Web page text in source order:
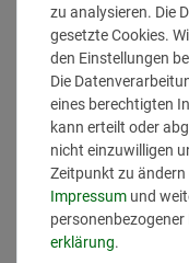
verantwortlich
dieser
schriftliche
Cosmetics in
oder unter
Systeme
verbreitet
zu analysieren. Die
gesetzte Cookies.
den Einstellungen
Die
eines berechtigten
kann erteilt oder
nicht einzuwilligen
Zeitpunkt zu
Impressum und
erklärung.